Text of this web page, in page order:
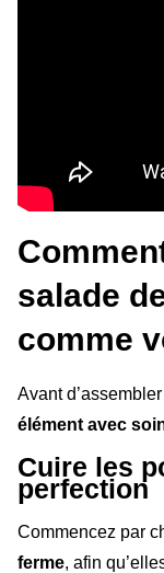
salade
comme
Avant
élément avec
Cuire les
perfection
Commencez par
ferme, afin